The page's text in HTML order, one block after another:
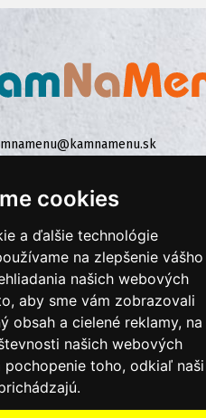
cookies
a ďalšie technológie
na zlepšenie vášho
našich webových
aby sme vám zobrazovali
obsah a cielené reklamy, na
našich webových
pochopenie toho, odkiaľ naši
NÁS
SA DO ZÁKAZNÍCKEJ ZÓNY
obchodné podmienky
osobných údajov